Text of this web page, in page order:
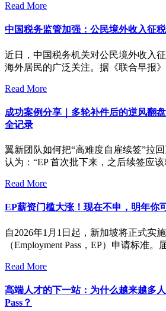
Read More
中国税务监管加强：公民境外收入征
近日，中国税务机关对公民境外收入
海外居民的广泛关注。据《联合早报
Read More
成功案例分享｜多轮补件后的逆风翻
全记录
翼新团队如何把“高难度自雇续签”拉
认为：“EP 首次批下来，之后续签应该
Read More
EP薪资门槛大涨！现在不申，明年你
自2026年1月1日起，新加坡将正式实
（Employment Pass，EP）申请标准
Read More
高端人才的下一站：为什么越来越多
Pass？